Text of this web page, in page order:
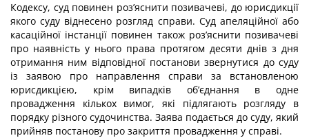
Кодексу, суд повинен роз’яснити позивачеві, до юрисдикції
якого суду віднесено розгляд справи. Суд апеляційної або
касаційної інстанції повинен також роз’яснити позивачеві
про наявність у нього права протягом десяти днів з дня
отримання ним відповідної постанови звернутися до суду
із заявою про направлення справи за встановленою
юрисдикцією, крім випадків об’єднання в одне
провадження кількох вимог, які підлягають розгляду в
порядку різного судочинства. Заява подається до суду, який
прийняв постанову про закриття провадження у справі.